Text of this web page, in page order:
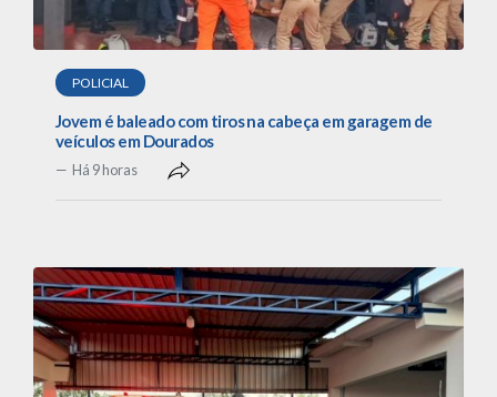
POLICIAL
Jovem é baleado com tiros na cabeça em garagem de
veículos em Dourados
Há 9 horas